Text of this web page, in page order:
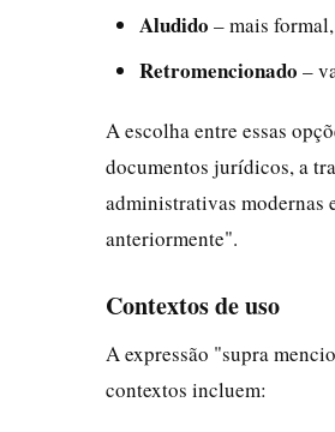
Aludido – mais
Retromencionado –
A escolha entre essas
documentos jurídicos, a
administrativas modernas
anteriormente".
Contextos de uso
A expressão "supra
contextos incluem: